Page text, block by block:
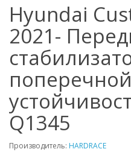
Hyundai
2021-
поперечной
Q1345
Производитель: HARDRACE